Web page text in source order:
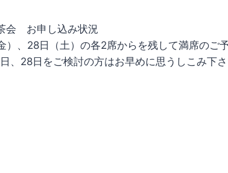
会 お申し込み状況
、28日（土）の各2席からを残して満席のご
、28日をご検討の方はお早めに思うしこみ下さ